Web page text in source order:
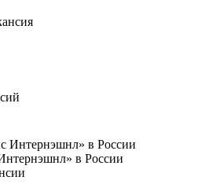
в России